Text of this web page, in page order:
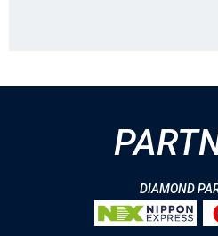
DIAMOND